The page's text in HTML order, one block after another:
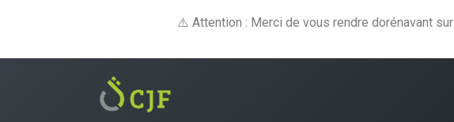
⚠️ Attention : Merci de vous rendre dorénavant sur